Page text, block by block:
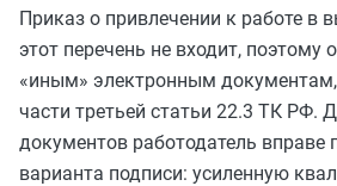
Приказ о привлечении к работе в
этот перечень не входит, поэтому
«иным» электронным
части третьей статьи 22.3 ТК РФ.
документов работодатель вправе
варианта подписи: усиленную